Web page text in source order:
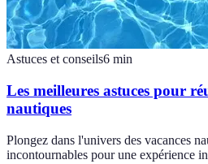
Astuces et conseils6 min
Les meilleures astuces pour
nautiques
Plongez dans l'univers des vacances
incontournables pour une expérience